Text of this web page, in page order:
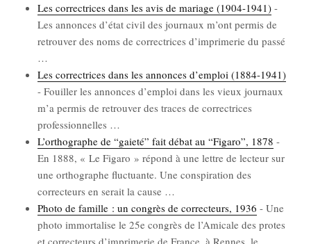
Les cor­rec­trices dans les avis de mariage (1904-1941) -
Les annonces d’é­tat civil des jour­naux m’ont per­mis de
retrou­ver des noms de cor­rec­trices d’im­pri­me­rie du pas­sé
…
Les cor­rec­trices dans les annonces d’emploi (1884-1941)
- Fouiller les annonces d’emploi dans les vieux jour­naux
m’a per­mis de retrou­ver des traces de cor­rec­trices
pro­fes­sion­nelles …
L’orthographe de “gaie­té” fait débat au “Figa­ro”, 1878 -
En 1888, « Le Figa­ro » répond à une lettre de lec­teur sur
une ortho­graphe fluc­tuante. Une conspi­ra­tion des
cor­rec­teurs en serait la cause …
Pho­to de famille : un congrès de cor­rec­teurs, 1936 - Une
pho­to immor­ta­lise le 25e congrès de l’A­mi­cale des protes